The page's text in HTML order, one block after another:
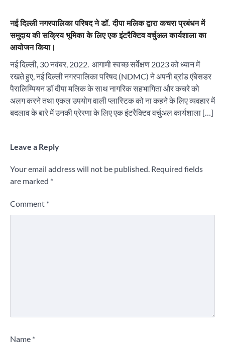
नई दिल्ली नगरपालिका परिषद ने डॉ. दीपा मलिक द्वारा कचरा प्रबंधन में
समुदाय की सक्रिय भूमिका के लिए एक इंटरैक्टिव वर्चुअल कार्यशाला का
आयोजन किया।
नई दिल्ली, 30 नवंबर, 2022. आगामी स्वच्छ सर्वेक्षण 2023 को ध्यान में
रखते हुए, नई दिल्ली नगरपालिका परिषद (NDMC) ने अपनी ब्रांड एंबेसडर
पैरालिम्पियन डॉ दीपा मलिक के साथ नागरिक सहभागिता और कचरे को
अलग करने तथा एकल उपयोग वाली प्लास्टिक को ना कहने के लिए व्यवहार में
बदलाव के बारे में उनकी प्रेरणा के लिए एक इंटरैक्टिव वर्चुअल कार्यशाला […]
Leave a Reply
Your email address will not be published. Required fields
are marked *
Comment *
Name *